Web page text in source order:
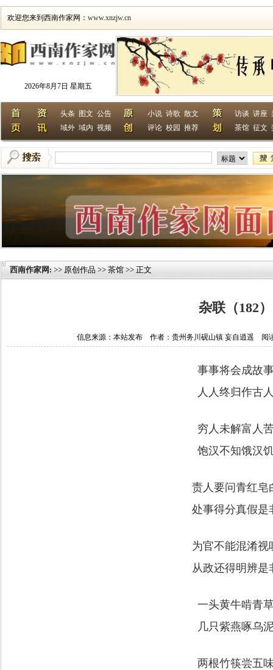
欢迎您来到西南作家网： www.xnzjw.cn
2026年8月7日 星期五
头条 图文 公告
域外 域内 视频
小说 诗歌 散文
评论 校园 推荐
访谈 讲座
茶馆 征文
西南作家网 : >> 原创作品 >> 茶馆 >> 正文
杂联（182）
信息来源：本站发布 作者：贵州务川砚山镇 妄自逍遥 阅
事事将会成故
人人终归作古
穷人未解富人
饱汉不知饿汉
责人要问青红皂
处事得分真假是
为官不能混淆视
从政还得明辨是
一头黄牛啃青
几只紫燕啄乌
两根竹筷尝五